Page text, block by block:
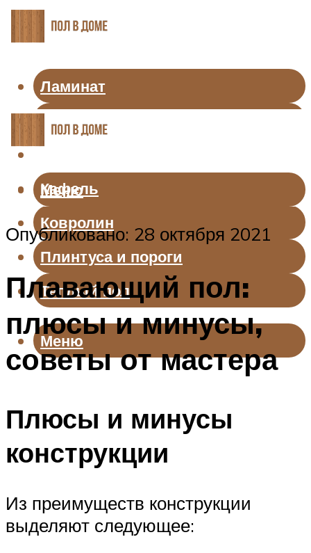
Ламинат
Линолеум
Кафель
Ковролин
Плинтуса и пороги
Теплый пол
Меню
Меню
Опубликовано: 28 октября 2021
Плавающий пол:
плюсы и минусы,
советы от мастера
Плюсы и минусы
конструкции
Из преимуществ конструкции
выделяют следующее: